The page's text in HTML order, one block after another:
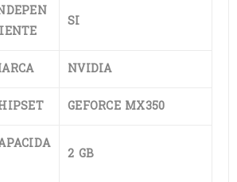
SI
NVIDIA
GEFORCE MX350
2 GB